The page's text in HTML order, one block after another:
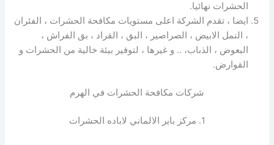
الحشرات نهائيا.
ايضا ، تقدم الشركة اعلى مستويات مكافحة الحشرات ، الفئران
، النمل الابيض ، الصراصير ، البق ، القراد ، بق الفراش ،
البعوض ، الذباب، .. و غيرها ، لتوفير بيئة خالية من الحشرات و
القوارض.
شركات مكافحة الحشرات في الهرم
1. مركز باير الالماني لاباده الحشرات